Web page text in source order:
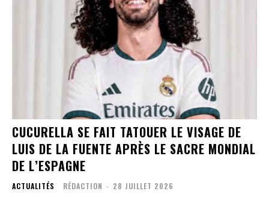
CUCURELLA SE FAIT TATOUER LE VISAGE DE
LUIS DE LA FUENTE APRÈS LE SACRE MONDIAL
DE L’ESPAGNE
ACTUALITÉS RÉDACTION - 28 JUILLET 2026